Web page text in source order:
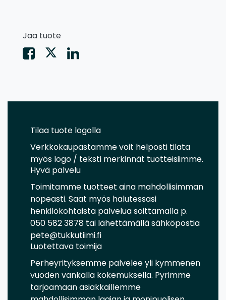
Jaa tuote
Tilaa tuote logolla
Verkkokaupastamme voit helposti tilata
myös logo / teksti merkinnät tuotteisiimme.
Hyvä palvelu
Toimitamme tuotteet aina mahdollisimman
nopeasti. Saat myös halutessasi
henkilökohtaista palvelua soittamalla p.
050 582 3878 tai lähettämällä sähköpostia
pete@tukkutiimi.fi
Luotettava toimija
Perheyrityksemme palvelee yli kymmenen
vuoden vankalla kokemuksella. Pyrimme
tarjoamaan asiakkaillemme